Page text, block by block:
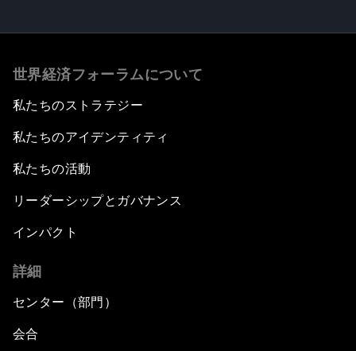
世界経済フォーラムについて
私たちのストラテジー
私たちのアイデンティティ
私たちの活動
リーダーシップとガバナンス
インパクト
詳細
センター（部門）
会合